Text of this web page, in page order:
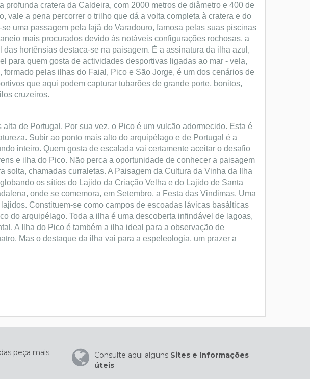
cratera da Caldeira, com 2000 metros de diâmetro e 400 de
a pena percorrer o trilho que dá a volta completa à cratera e do
uma passagem pela fajã do Varadouro, famosa pelas suas piscinas
mais procurados devido às notáveis configurações rochosas, a
hortênsias destaca-se na paisagem. É a assinatura da ilha azul,
para quem gosta de actividades desportivas ligadas ao mar - vela,
pelas ilhas do Faial, Pico e São Jorge, é um dos cenários de
que aqui podem capturar tubarões de grande porte, bonitos,
cruzeiros.
de Portugal. Por sua vez, o Pico é um vulcão adormecido. Esta é
Subir ao ponto mais alto do arquipélago e de Portugal é a
inteiro. Quem gosta de escalada vai certamente aceitar o desafio
e ilha do Pico. Não perca a oportunidade de conhecer a paisagem
chamadas curraletas. A Paisagem da Cultura da Vinha da Ilha
os sítios do Lajido da Criação Velha e do Lajido de Santa
onde se comemora, em Setembro, a Festa das Vindimas. Uma
Constituem-se como campos de escoadas lávicas basálticas
do arquipélago. Toda a ilha é uma descoberta infindável de lagoas,
A Ilha do Pico é também a ilha ideal para a observação de
Mas o destaque da ilha vai para a espeleologia, um prazer a
peça mais
Consulte aqui alguns Sites e Informações
úteis